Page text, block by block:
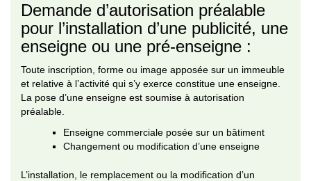
Demande d’autorisation préalable
pour l’installation d’une publicité, une
enseigne ou une pré-enseigne :
Toute inscription, forme ou image apposée sur un immeuble
et relative à l’activité qui s’y exerce constitue une enseigne.
La pose d’une enseigne est soumise à autorisation
préalable.
Enseigne commerciale posée sur un bâtiment
Changement ou modification d’une enseigne
L’installation, le remplacement ou la modification d’un